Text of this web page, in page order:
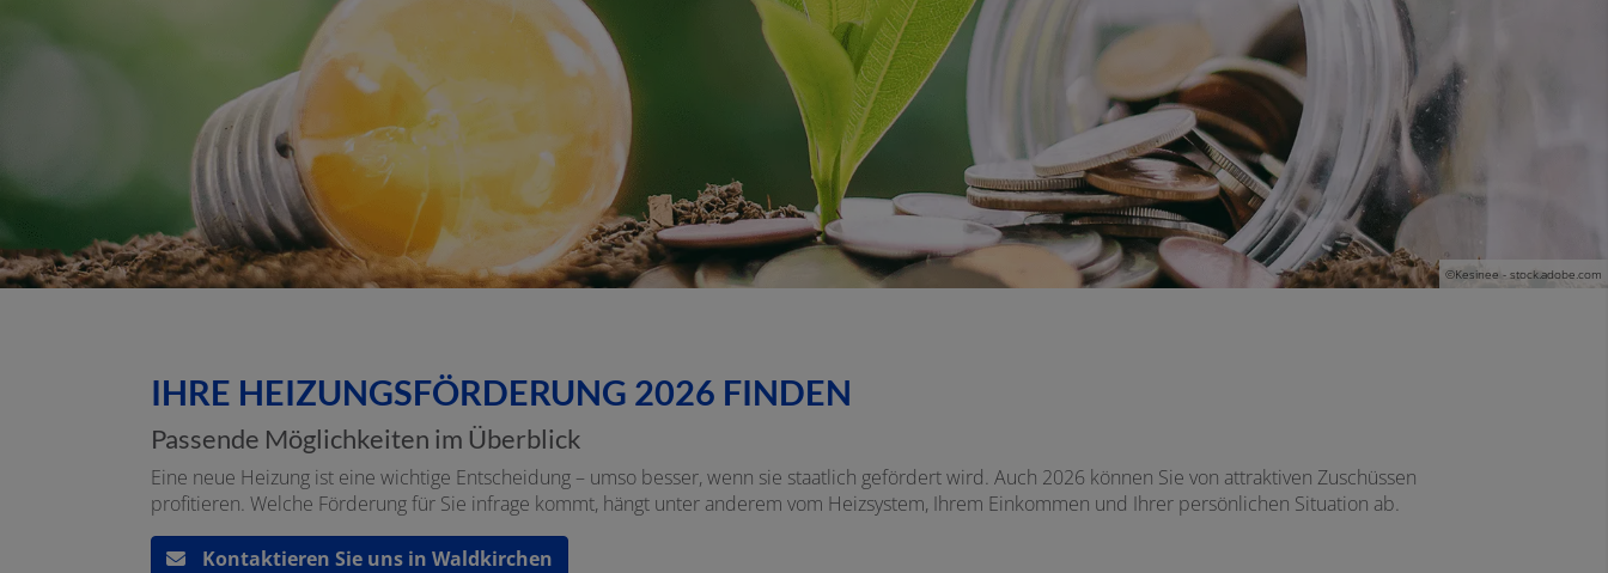
©Kesinee - stock.adobe.com
IHRE HEIZUNGSFÖRDERUNG 2026 FINDEN
Passende Möglichkeiten im Überblick
Eine neue Heizung ist eine wichtige Entscheidung – umso besser, wenn sie staatlich gefördert wird. Auch 2026 können Sie von attraktiven Zuschüssen
profitieren. Welche Förderung für Sie infrage kommt, hängt unter anderem vom Heizsystem, Ihrem Einkommen und Ihrer persönlichen Situation ab.
Kontaktieren Sie uns in Waldkirchen